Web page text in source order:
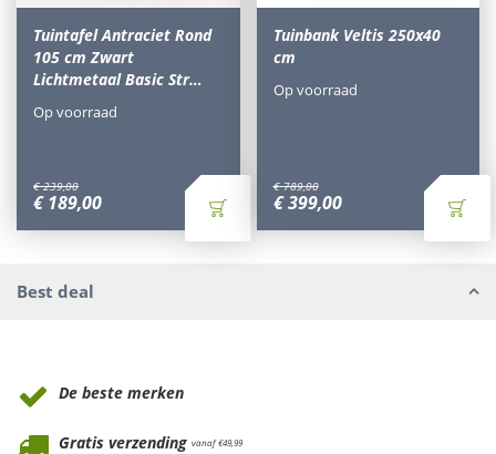
Tuintafel Antraciet Rond
105 cm Zwart
Lichtmetaal Basic Str…
€ 239,00
€ 189,00
Op voorraad
Tuinbank Veltis 250x40
cm
€ 789,00
€ 399,00
Op voorraad
Best deal
De beste merken
Gratis verzending vanaf €49,99